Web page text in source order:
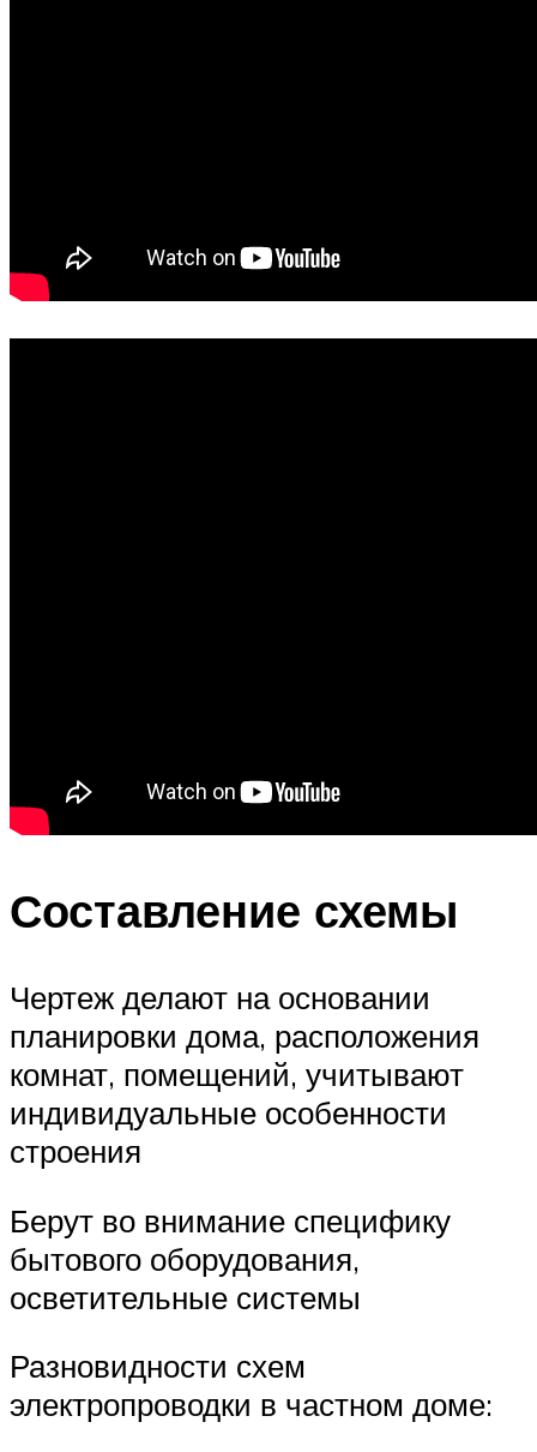
Составление схемы
Чертеж делают на основании
планировки дома, расположения
комнат, помещений, учитывают
индивидуальные особенности
строения
Берут во внимание специфику
бытового оборудования,
осветительные системы
Разновидности схем
электропроводки в частном доме: